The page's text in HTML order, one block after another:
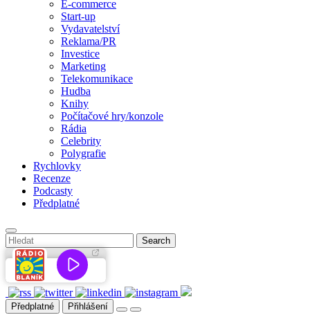
E-commerce
Start-up
Vydavatelství
Reklama/PR
Investice
Marketing
Telekomunikace
Hudba
Knihy
Počítačové hry/konzole
Rádia
Celebrity
Polygrafie
Rychlovky
Recenze
Podcasty
Předplatné
Předplatné Přihlášení